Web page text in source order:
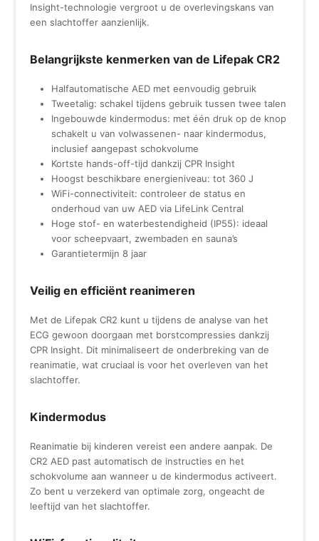
Insight-technologie vergroot u de overlevingskans van
een slachtoffer aanzienlijk.
Belangrijkste kenmerken van de Lifepak CR2
Halfautomatische AED met eenvoudig gebruik
Tweetalig: schakel tijdens gebruik tussen twee talen
Ingebouwde kindermodus: met één druk op de knop
schakelt u van volwassenen- naar kindermodus,
inclusief aangepast schokvolume
Kortste hands-off-tijd dankzij CPR Insight
Hoogst beschikbare energieniveau: tot 360 J
WiFi-connectiviteit: controleer de status en
onderhoud van uw AED via LifeLink Central
Hoge stof- en waterbestendigheid (IP55): ideaal
voor scheepvaart, zwembaden en sauna’s
Garantietermijn 8 jaar
Veilig en efficiënt reanimeren
Met de Lifepak CR2 kunt u tijdens de analyse van het
ECG gewoon doorgaan met borstcompressies dankzij
CPR Insight. Dit minimaliseert de onderbreking van de
reanimatie, wat cruciaal is voor het overleven van het
slachtoffer.
Kindermodus
Reanimatie bij kinderen vereist een andere aanpak. De
CR2 AED past automatisch de instructies en het
schokvolume aan wanneer u de kindermodus activeert.
Zo bent u verzekerd van optimale zorg, ongeacht de
leeftijd van het slachtoffer.